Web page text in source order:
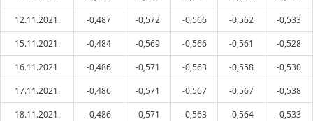
12.11.2021.
-0,487 -0,572 -0,566 -0,562
-0,533
15.11.2021.
-0,484 -0,569 -0,566 -0,561
-0,528
16.11.2021.
-0,486 -0,571 -0,563 -0,558
-0,530
17.11.2021.
-0,486 -0,571 -0,567 -0,567
-0,538
18.11.2021.
-0,486 -0,571 -0,563 -0,564
-0,533